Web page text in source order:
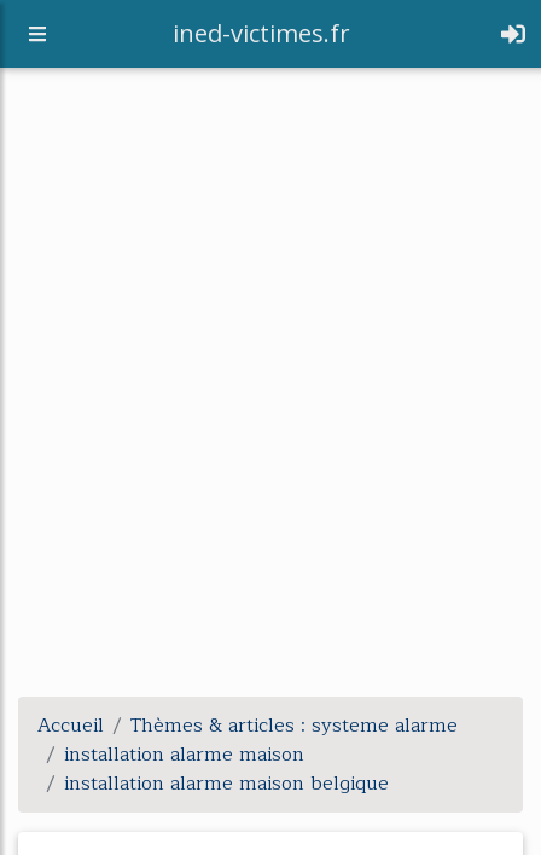
ined-victimes.fr
Accueil
Thèmes & articles : systeme alarme
installation alarme maison
installation alarme maison belgique